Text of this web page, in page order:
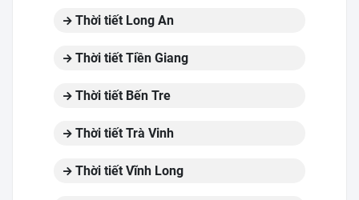
Thời tiết Long An
Thời tiết Tiền Giang
Thời tiết Bến Tre
Thời tiết Trà Vinh
Thời tiết Vĩnh Long